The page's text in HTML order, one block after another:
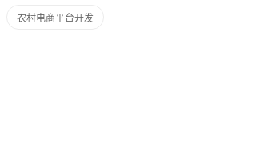
农村电商平台开发